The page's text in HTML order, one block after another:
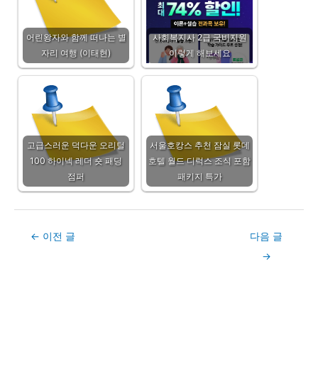
어린왕자와 함께 떠나는 별
자리 여행 (이태현)
사회복지사 2급 국비지원
이렇게 해보세요
고급스러운 덕다운 오리털
100 하이넥 레더 숏 패딩
점퍼
서울호캉스 추천 잠실 롯데
호텔 월드 디럭스 조식 포함
패키지 특가
Post← 이전 글
다음 글
→